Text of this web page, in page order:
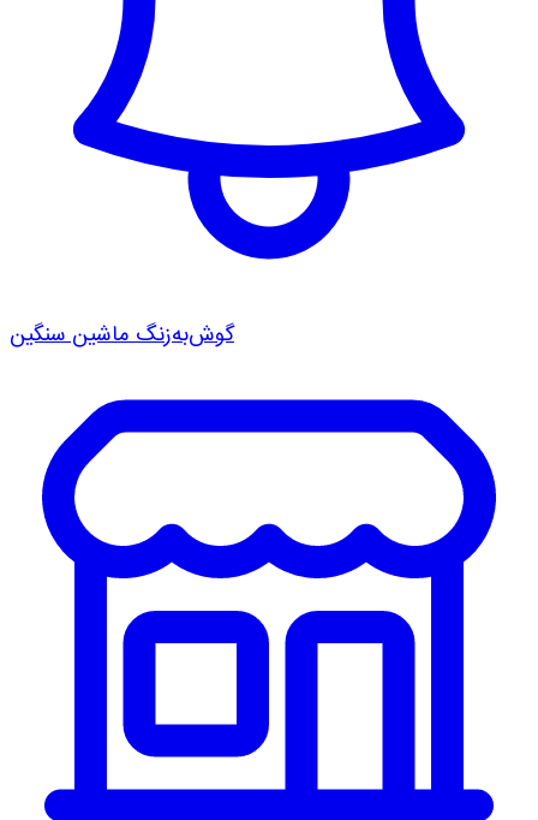
گوش‌به‌زنگ ماشین سنگین